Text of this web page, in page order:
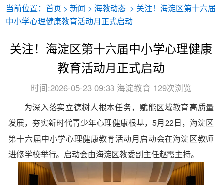
当前位置： 首页 > 新闻 > 海教动态> 关注！海淀区第十六届
中小学心理健康教育活动月正式启动
关注！海淀区第十六届中小学心理健康
教育活动月正式启动
时间:2026-05-23 09:33 海淀教育 129次浏览
为深入落实立德树人根本任务，赋能区域教育高质量
发展，夯实新时代青少年心理健康根基，5月22日，海淀区
第十六届中小学心理健康教育活动月启动会在海淀区教师
进修学校举行。启动会由海淀区教委副主任赵霞主持。